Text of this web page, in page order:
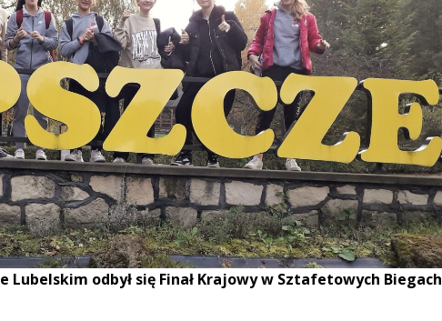
Lubelskim odbył się Finał Krajowy w Sztafetowych Biegach